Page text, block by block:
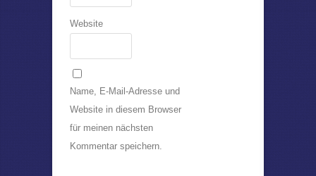
Website
Name, E-Mail-Adresse und
Website in diesem Browser
für meinen nächsten
Kommentar speichern.